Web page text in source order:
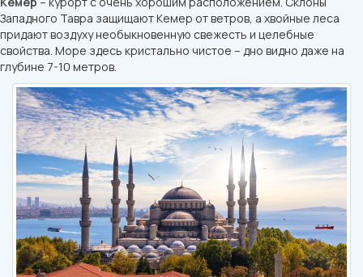
Западного Тавра защищают Кемер от ветров, а хвойные леса
придают воздуху необыкновенную свежесть и целебные
свойства. Море здесь кристально чистое – дно видно даже на
глубине 7-10 метров.